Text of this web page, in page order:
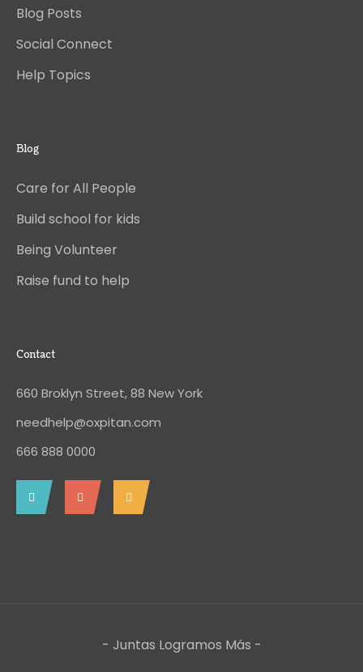
Blog Posts
Social Connect
Help Topics
Blog
Care for All People
Build school for kids
Being Volunteer
Raise fund to help
Contact
660 Broklyn Street, 88 New York
needhelp@oxpitan.com
666 888 0000
- Juntas Logramos Más -